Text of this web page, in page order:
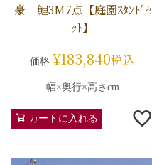
豪 鯉3M7点【庭園ｽﾀﾝﾄﾞｾ
ｯﾄ】
価格 ¥183,840税込
幅×奥行×高さcm
カートに入れる